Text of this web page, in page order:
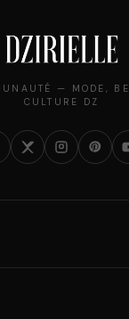
— MODE,
CULTURE DZ